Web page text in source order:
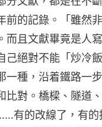
前的記錄。「雖然
而且文獻畢竟是人
己絕對不能「炒冷
一種，沿着鐵路一
比對。橋樑、隧道
有的改線了，有的